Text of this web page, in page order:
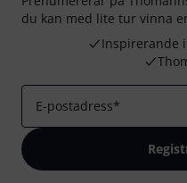
du kan med lite tur vinna
Inspirerande
E-postadress*